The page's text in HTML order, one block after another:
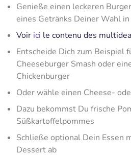
Genieße einen leckeren
eines Getränks Deiner Wahl
Voir ici le contenu des
Entscheide Dich zum Beispiel
Cheeseburger Smash oder
Chickenburger
Oder wähle einen Cheese-
Dazu bekommst Du frische
Süßkartoffelpommes
Schließe optional Dein Essen
Dessert ab